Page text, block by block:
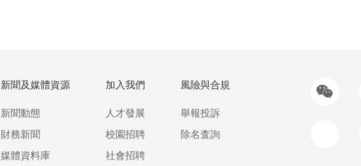
新聞及媒體資源
新聞動態
財務新聞
媒體資料庫
加入我們
人才發展
校園招聘
社會招聘
風險與合規
舉報投訴
除名査詢